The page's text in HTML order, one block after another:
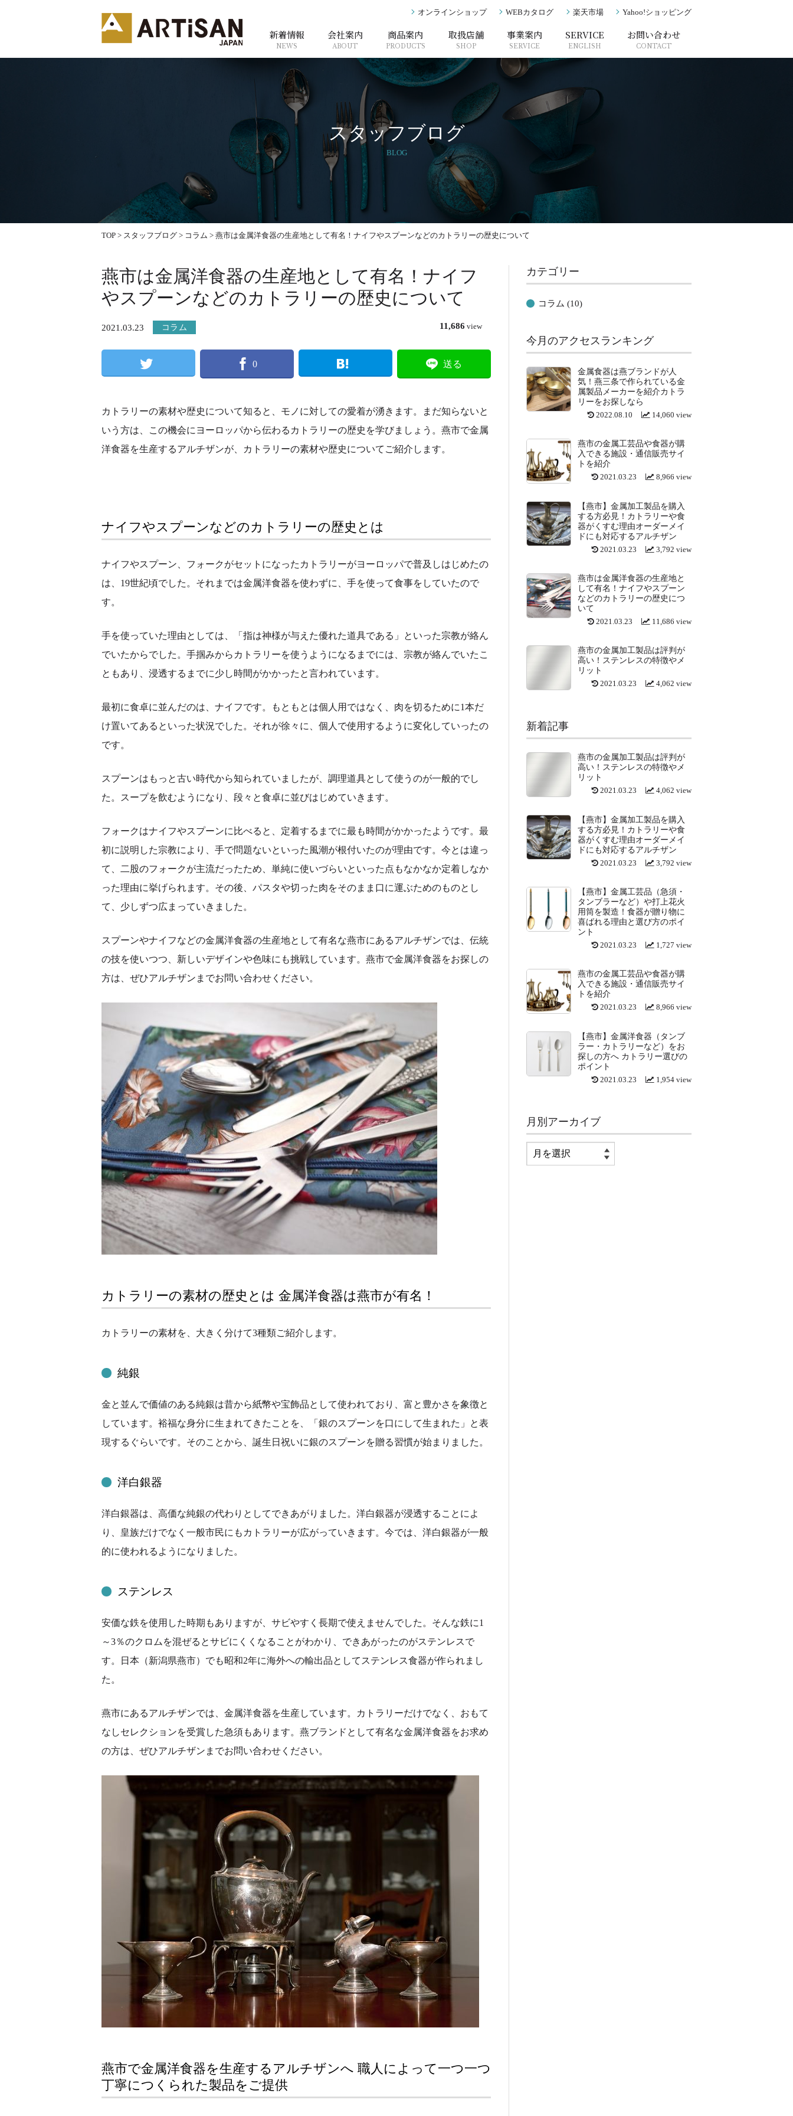
オンラインショップ WEBカタログ 楽天市場 Yahoo!ショッピング
新着情報
NEWS
会社案内
ABOUT
商品案内
PRODUCTS
取扱店舗
SHOP
事業案内
SERVICE
SERVICE
ENGLISH
お問い合わせ
CONTACT
スタッフブログ
BLOG
TOP > スタッフブログ > コラム > 燕市は金属洋食器の生産地として有名！ナイフやスプーンなどのカトラリーの歴史について
燕市は金属洋食器の生産地として有名！ナイフ
やスプーンなどのカトラリーの歴史について
2021.03.23 コラム 11,686 view
0 送る
カトラリーの素材や歴史について知ると、モノに対しての愛着が湧きます。まだ知らないと
いう方は、この機会にヨーロッパから伝わるカトラリーの歴史を学びましょう。燕市で金属
洋食器を生産するアルチザンが、カトラリーの素材や歴史についてご紹介します。
ナイフやスプーンなどのカトラリーの歴史とは
ナイフやスプーン、フォークがセットになったカトラリーがヨーロッパで普及しはじめたの
は、19世紀頃でした。それまでは金属洋食器を使わずに、手を使って食事をしていたので
す。
手を使っていた理由としては、「指は神様が与えた優れた道具である」といった宗教が絡ん
でいたからでした。手掴みからカトラリーを使うようになるまでには、宗教が絡んでいたこ
ともあり、浸透するまでに少し時間がかかったと言われています。
最初に食卓に並んだのは、ナイフです。もともとは個人用ではなく、肉を切るために1本だ
け置いてあるといった状況でした。それが徐々に、個人で使用するように変化していったの
です。
スプーンはもっと古い時代から知られていましたが、調理道具として使うのが一般的でし
た。スープを飲むようになり、段々と食卓に並びはじめていきます。
フォークはナイフやスプーンに比べると、定着するまでに最も時間がかかったようです。最
初に説明した宗教により、手で問題ないといった風潮が根付いたのが理由です。今とは違っ
て、二股のフォークが主流だったため、単純に使いづらいといった点もなかなか定着しなか
った理由に挙げられます。その後、パスタや切った肉をそのまま口に運ぶためのものとし
て、少しずつ広まっていきました。
スプーンやナイフなどの金属洋食器の生産地として有名な燕市にあるアルチザンでは、伝統
の技を使いつつ、新しいデザインや色味にも挑戦しています。燕市で金属洋食器をお探しの
方は、ぜひアルチザンまでお問い合わせください。
カトラリーの素材の歴史とは 金属洋食器は燕市が有名！
カトラリーの素材を、大きく分けて3種類ご紹介します。
純銀
金と並んで価値のある純銀は昔から紙幣や宝飾品として使われており、富と豊かさを象徴と
しています。裕福な身分に生まれてきたことを、「銀のスプーンを口にして生まれた」と表
現するぐらいです。そのことから、誕生日祝いに銀のスプーンを贈る習慣が始まりました。
洋白銀器
洋白銀器は、高価な純銀の代わりとしてできあがりました。洋白銀器が浸透することによ
り、皇族だけでなく一般市民にもカトラリーが広がっていきます。今では、洋白銀器が一般
的に使われるようになりました。
ステンレス
安価な鉄を使用した時期もありますが、サビやすく長期で使えませんでした。そんな鉄に1
～3％のクロムを混ぜるとサビにくくなることがわかり、できあがったのがステンレスで
す。日本（新潟県燕市）でも昭和2年に海外への輸出品としてステンレス食器が作られまし
た。
燕市にあるアルチザンでは、金属洋食器を生産しています。カトラリーだけでなく、おもて
なしセレクションを受賞した急須もあります。燕ブランドとして有名な金属洋食器をお求め
の方は、ぜひアルチザンまでお問い合わせください。
燕市で金属洋食器を生産するアルチザンへ 職人によって一つ一つ
丁寧につくられた製品をご提供
カテゴリー
コラム (10)
今月のアクセスランキング
金属食器は燕ブランドが人
気！燕三条で作られている金
属製品メーカーを紹介カトラ
リーをお探しなら
14,060 view
2022.08.10
燕市の金属工芸品や食器が購
入できる施設・通信販売サイ
トを紹介
8,966 view
2021.03.23
【燕市】金属加工製品を購入
する方必見！カトラリーや食
器がくすむ理由オーダーメイ
ドにも対応するアルチザン
3,792 view
2021.03.23
燕市は金属洋食器の生産地と
して有名！ナイフやスプーン
などのカトラリーの歴史につ
いて
11,686 view
2021.03.23
燕市の金属加工製品は評判が
高い！ステンレスの特徴やメ
リット
4,062 view
2021.03.23
新着記事
燕市の金属加工製品は評判が
高い！ステンレスの特徴やメ
リット
4,062 view
2021.03.23
【燕市】金属加工製品を購入
する方必見！カトラリーや食
器がくすむ理由オーダーメイ
ドにも対応するアルチザン
3,792 view
2021.03.23
【燕市】金属工芸品（急須・
タンブラーなど）や打上花火
用筒を製造！食器が贈り物に
喜ばれる理由と選び方のポイ
ント
1,727 view
2021.03.23
燕市の金属工芸品や食器が購
入できる施設・通信販売サイ
トを紹介
8,966 view
2021.03.23
【燕市】金属洋食器（タンブ
ラー・カトラリーなど）をお
探しの方へ カトラリー選びの
ポイント
1,954 view
2021.03.23
月別アーカイブ